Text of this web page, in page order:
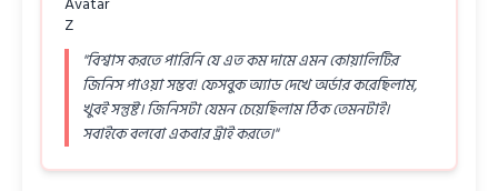
"বিশ্বাস করতে পারিনি যে এত কম দামে এমন কোয়ালিটির
জিনিস পাওয়া সম্ভব! ফেসবুক অ্যাড দেখে অর্ডার করেছিলাম,
খুবই সন্তুষ্ট। জিনিসটা যেমন চেয়েছিলাম ঠিক তেমনটাই।
সবাইকে বলবো একবার ট্রাই করতে।"